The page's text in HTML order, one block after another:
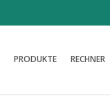
PRODUKTE RECHNER